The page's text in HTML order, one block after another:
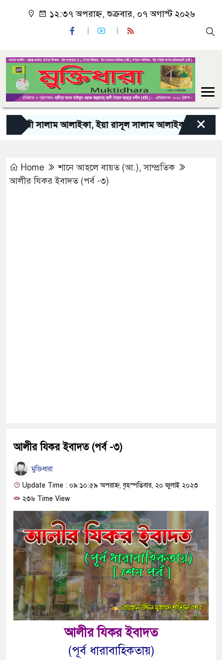
১২:৩৭ অপরাহ্ন, শুক্রবার, ০৭ অগাস্ট ২০২৬
সালাম আলাইকা, ইয়া রাসূল সালাম আলাইকা, ইয়া হাবীব×
Home শানে আহলে বায়ত (আ.),সাম্প্রতিক
আলীর যিকর ইবাদত (পর্ব -৩)
আলীর যিকর ইবাদত (পর্ব -৩)
মুক্তিধারা
Update Time : ০৯:১০:৫৯ অপরাহ্ন, বৃহস্পতিবার, ২০ জুলাই ২০২৩
২৩৬ Time View
আলীর যিকর ইবাদত
(পূর্ব ধারাবাহিকতায়)